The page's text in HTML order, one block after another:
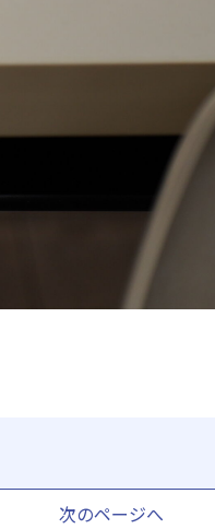
次のページへ